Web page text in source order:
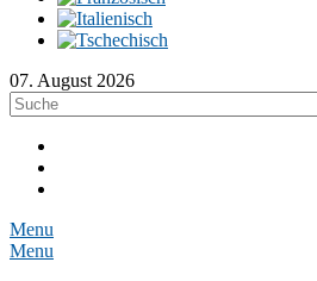
07. August 2026
Menu
Menu